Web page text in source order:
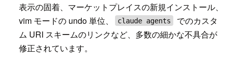
表示の固着、マーケットプレイスの新規インストール、
vim モードの undo 単位、
claude agents
でのカスタ
ム URI スキームのリンクなど、多数の細かな不具合が
修正されています。